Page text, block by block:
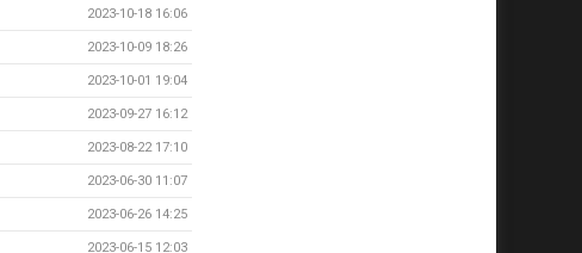
2023-10-18 16:06
2023-10-09 18:26
2023-10-01 19:04
2023-09-27 16:12
2023-08-22 17:10
2023-06-30 11:07
2023-06-26 14:25
2023-06-15 12:03